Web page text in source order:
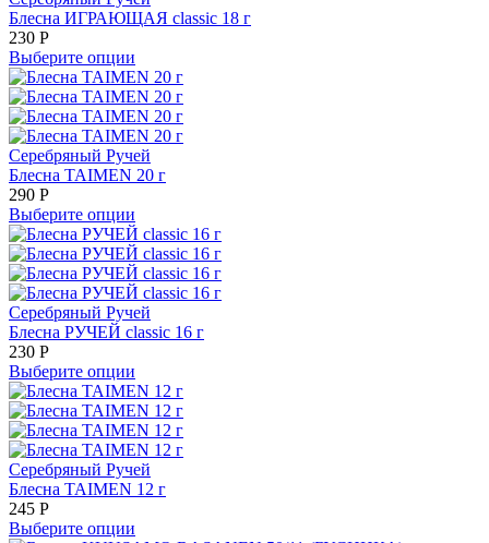
Блесна ИГРАЮЩАЯ classic 18 г
230 Р
Выберите опции
Серебряный Ручей
Блесна TAIMEN 20 г
290 Р
Выберите опции
Серебряный Ручей
Блесна РУЧЕЙ classic 16 г
230 Р
Выберите опции
Серебряный Ручей
Блесна TAIMEN 12 г
245 Р
Выберите опции